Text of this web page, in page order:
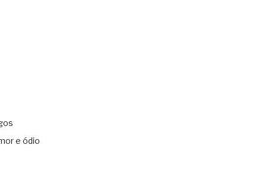
e ódio